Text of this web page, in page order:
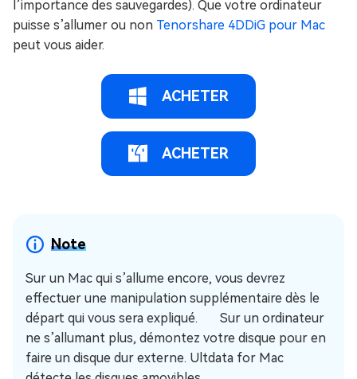
l’importance des sauvegardes). Que votre ordinateur
puisse s’allumer ou non Tenorshare 4DDiG pour Mac
peut vous aider.
ACHETER
ACHETER
Note
Sur un Mac qui s’allume encore, vous devrez
effectuer une manipulation supplémentaire dès le
départ qui vous sera expliqué. Sur un ordinateur
ne s’allumant plus, démontez votre disque pour en
faire un disque dur externe. Ultdata for Mac